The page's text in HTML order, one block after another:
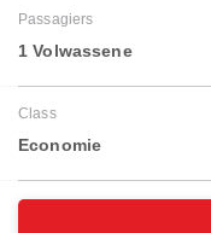
Passagiers
1 Volwassene
Class
Economie